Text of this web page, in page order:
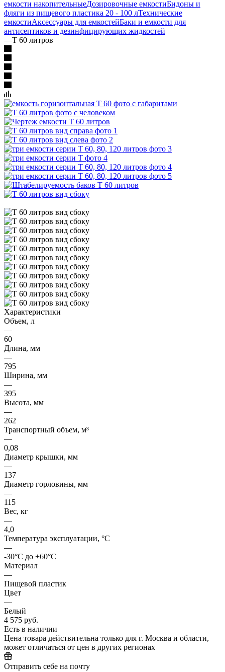
емкости накопительныеДозировочные емкостиБидоны и
фляги из пищевого пластика 20 - 100 лТехнические
емкостиАксессуары для емкостейБаки и емкости для
антисептиков и дезинфицирующих жидкостей
—T 60 литров
Характеристики
Объем, л
—
60
Длина, мм
—
795
Ширина, мм
—
395
Высота, мм
—
262
Транспортный объем, м³
—
0,08
Диаметр крышки, мм
—
137
Диаметр горловины, мм
—
115
Вес, кг
—
4,0
Температура эксплуатации, °C
—
-30°C до +60°C
Материал
—
Пищевой пластик
Цвет
—
Белый
4 575 руб.
Есть в наличии
Цена товара действительна только для г. Москва и области,
может отличаться от цен в других регионах
Отправить себе на почту